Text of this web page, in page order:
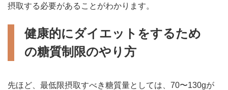
摂取する必要があることがわかります。
健康的にダイエットをするため
の糖質制限のやり方
先ほど、最低限摂取すべき糖質量としては、70〜130gが